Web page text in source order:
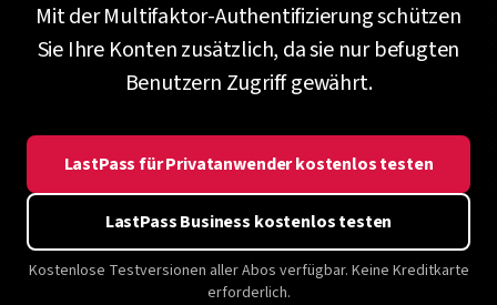
Mit der Multifaktor-Authentifizierung schützen
Sie Ihre Konten zusätzlich, da sie nur befugten
Benutzern Zugriff gewährt.
LastPass für Privatanwender kostenlos testen
LastPass Business kostenlos testen
Kostenlose Testversionen aller Abos verfügbar. Keine Kreditkarte
erforderlich.